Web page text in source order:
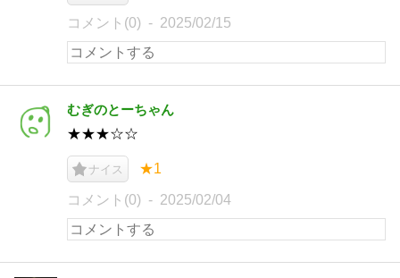
コメント(0) 2025/02/15
むぎのとーちゃん
★★★☆☆
ナイス ★1
コメント(0) 2025/02/04